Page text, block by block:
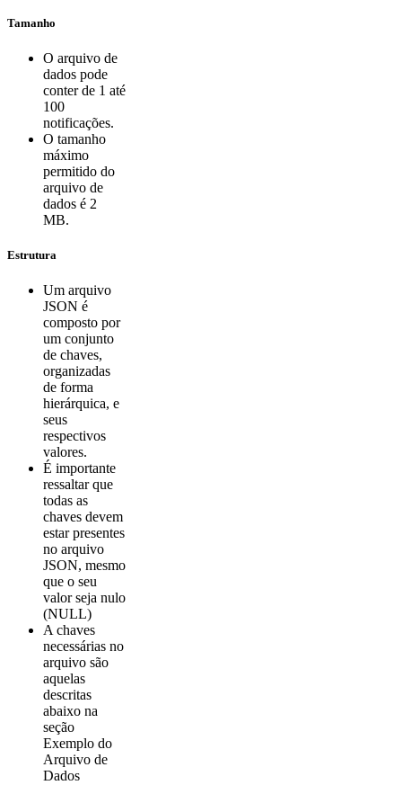
Tamanho
O arquivo de
dados pode
conter de 1 até
100
notificações.
O tamanho
máximo
permitido do
arquivo de
dados é 2
MB.
Estrutura
Um arquivo
JSON é
composto por
um conjunto
de chaves,
organizadas
de forma
hierárquica, e
seus
respectivos
valores.
É importante
ressaltar que
todas as
chaves devem
estar presentes
no arquivo
JSON, mesmo
que o seu
valor seja nulo
(NULL)
A chaves
necessárias no
arquivo são
aquelas
descritas
abaixo na
seção
Exemplo do
Arquivo de
Dados